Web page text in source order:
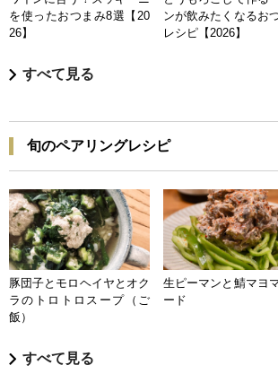
を使ったおつまみ8選【20
26】
ンが飲みたくなるお
レシピ【2026】
すべて見る
旬のペアリングレシピ
豚団子とモロヘイヤとオク
ラのトロトロスープ（ご
飯）
生ピーマンと鯖マヨ
ード
すべて見る